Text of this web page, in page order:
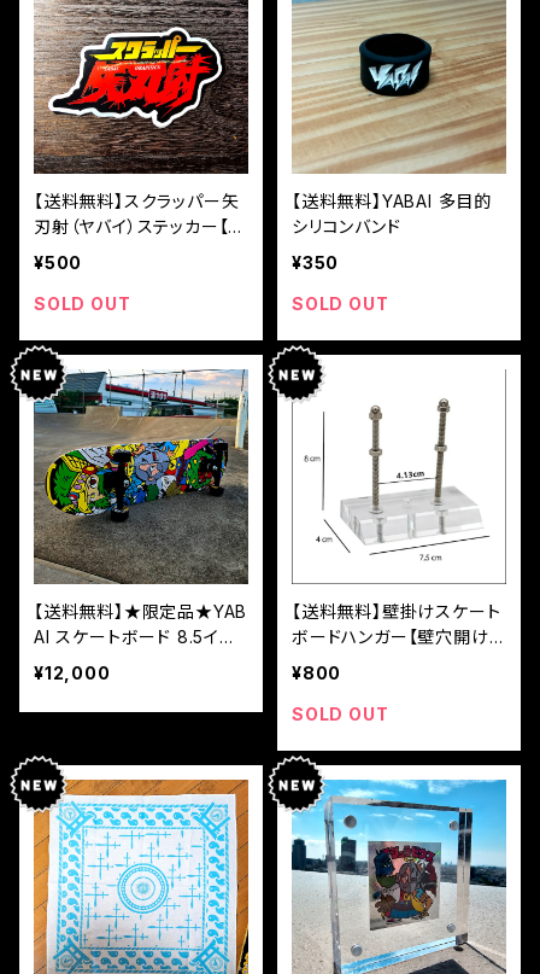
【送料無料】スクラッパー矢
刃射（ヤバイ）ステッカー【耐
光・耐水】
¥500
SOLD OUT
【送料無料】YABAI 多目的
シリコンバンド
¥350
SOLD OUT
【送料無料】★限定品★YAB
AI スケートボード 8.5イン
チ【箱付き】
¥12,000
【送料無料】壁掛けスケート
ボードハンガー【壁穴開け
必須】
¥800
SOLD OUT